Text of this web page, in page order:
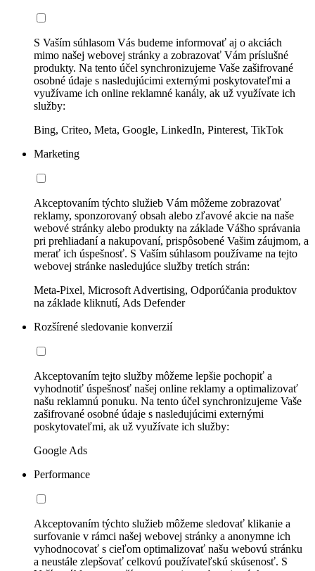
S Vaším súhlasom Vás budeme informovať aj o akciách
mimo našej webovej stránky a zobrazovať Vám príslušné
produkty. Na tento účel synchronizujeme Vaše zašifrované
osobné údaje s nasledujúcimi externými poskytovateľmi a
využívame ich online reklamné kanály, ak už využívate ich
služby:
Bing, Criteo, Meta, Google, LinkedIn, Pinterest, TikTok
Marketing
Akceptovaním týchto služieb Vám môžeme zobrazovať
reklamy, sponzorovaný obsah alebo zľavové akcie na naše
webové stránky alebo produkty na základe Vášho správania
pri prehliadaní a nakupovaní, prispôsobené Vašim záujmom, a
merať ich úspešnosť. S Vaším súhlasom používame na tejto
webovej stránke nasledujúce služby tretích strán:
Meta-Pixel, Microsoft Advertising, Odporúčania produktov
na základe kliknutí, Ads Defender
Rozšírené sledovanie konverzií
Akceptovaním tejto služby môžeme lepšie pochopiť a
vyhodnotiť úspešnosť našej online reklamy a optimalizovať
našu reklamnú ponuku. Na tento účel synchronizujeme Vaše
zašifrované osobné údaje s nasledujúcimi externými
poskytovateľmi, ak už využívate ich služby:
Google Ads
Performance
Akceptovaním týchto služieb môžeme sledovať klikanie a
surfovanie v rámci našej webovej stránky a anonymne ich
vyhodnocovať s cieľom optimalizovať našu webovú stránku
a neustále zlepšovať celkovú používateľskú skúsenosť. S